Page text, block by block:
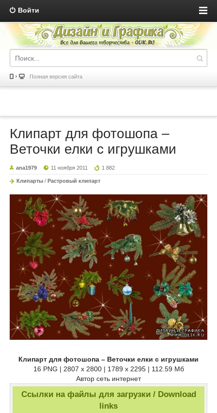
Войти
Полная версия сайта
Клипарт для фотошопа –
Веточки елки с игрушками
ana1979 11 ноября 2011 1 882
Клипарты / Растровый клипарт
Клипарт для фотошопа – Веточки елки с игрушками
16 PNG | 2807 x 2800 | 1789 x 2295 | 112.59 Мб
Автор сеть интернет
Ссылки на файлы для загрузки / Download
links